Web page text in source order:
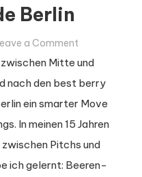
Berlin
a Commenton
Best
dessert
cafés
inside
Berlin
Mitte und
nach den best berry
ein smarter Move
In meinen 15 Jahren
Pitchs und
ich gelernt: Beeren-